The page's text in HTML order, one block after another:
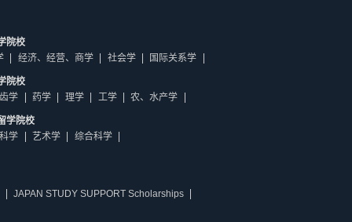
院校
经济、经营、商学 社会学 国际关系学
院校
学
药学 理学 工学 农、水产学
学院校
学
艺术学 综合科学
JAPAN STUDY SUPPORT Scholarships